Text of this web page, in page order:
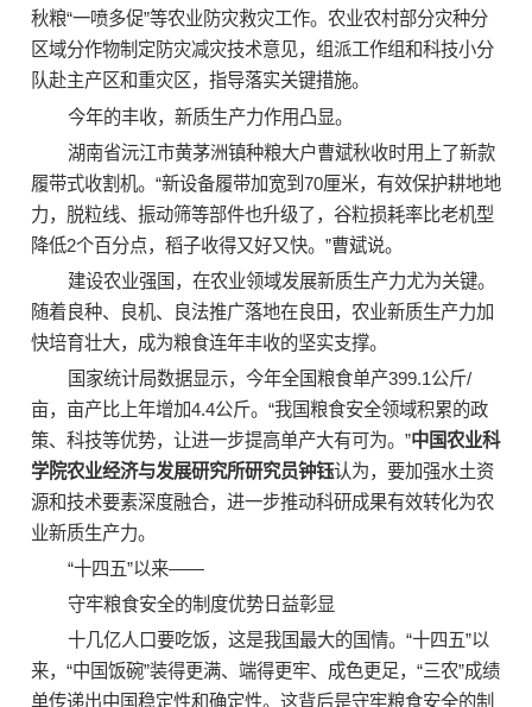
秋粮“一喷多促”等农业防灾救灾工作。农业农村部分灾种分
区域分作物制定防灾减灾技术意见，组派工作组和科技小分
队赴主产区和重灾区，指导落实关键措施。
今年的丰收，新质生产力作用凸显。
湖南省沅江市黄茅洲镇种粮大户曹斌秋收时用上了新款
履带式收割机。“新设备履带加宽到70厘米，有效保护耕地地
力，脱粒线、振动筛等部件也升级了，谷粒损耗率比老机型
降低2个百分点，稻子收得又好又快。”曹斌说。
建设农业强国，在农业领域发展新质生产力尤为关键。
随着良种、良机、良法推广落地在良田，农业新质生产力加
快培育壮大，成为粮食连年丰收的坚实支撑。
国家统计局数据显示，今年全国粮食单产399.1公斤/
亩，亩产比上年增加4.4公斤。“我国粮食安全领域积累的政
策、科技等优势，让进一步提高单产大有可为。”中国农业科
学院农业经济与发展研究所研究员钟钰认为，要加强水土资
源和技术要素深度融合，进一步推动科研成果有效转化为农
业新质生产力。
“十四五”以来——
守牢粮食安全的制度优势日益彰显
十几亿人口要吃饭，这是我国最大的国情。“十四五”以
来，“中国饭碗”装得更满、端得更牢、成色更足，“三农”成绩
单传递出中国稳定性和确定性。这背后是守牢粮食安全的制